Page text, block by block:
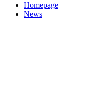
Homepage
News